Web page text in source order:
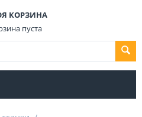
КОРЗИНА
пуста